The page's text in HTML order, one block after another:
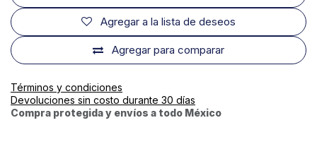
Agregar para comparar
Agregar a la lista de deseos
Términos y condiciones
Devoluciones sin costo durante 30 días
Compra protegida y envíos a todo México